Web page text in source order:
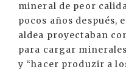
mineral de peor
pocos años después,
aldea proyectaban
para cargar
y “hacer produzir a